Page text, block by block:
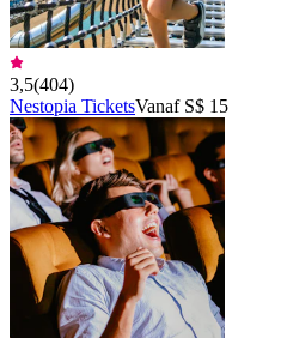
3,5(404)
Nestopia TicketsVanaf S$ 15